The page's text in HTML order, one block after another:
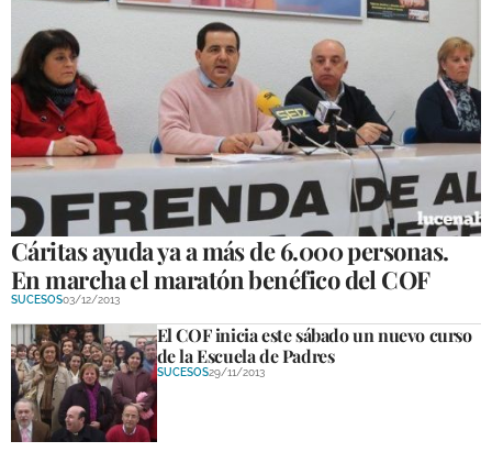
Cáritas ayuda ya a más de 6.000 personas.
En marcha el maratón benéfico del COF
SUCESOS03/12/2013
El COF inicia este sábado un nuevo curso
de la Escuela de Padres
SUCESOS29/11/2013